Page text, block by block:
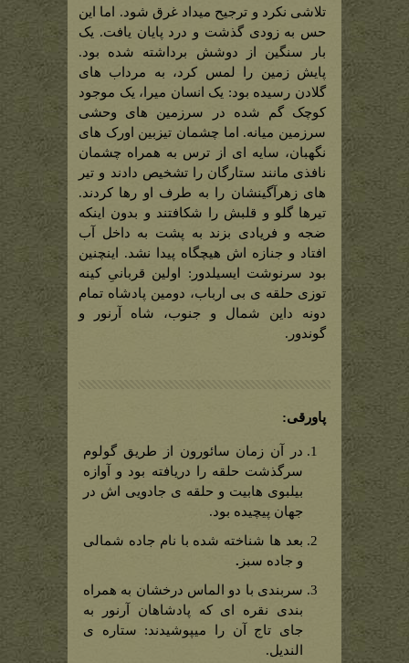
تلاشی نکرد و ترجیح میداد غرق شود. اما این
حس به زودی گذشت و درد پایان یافت. یک
بار سنگین از دوشش برداشته شده بود.
پایش زمین را لمس کرد، به مرداب های
گلادن رسیده بود: یک انسان میرا، یک موجود
کوچک گم شده در سرزمین های وحشی
سرزمین میانه. اما چشمان تیزبین اورک های
نگهبان، سایه ای از ترس به همراه چشمان
نافذی مانند ستارگان را تشخیص دادند و تیر
های زهرآگینشان را به طرف او رها کردند.
تیرها گلو و قلبش را شکافتند و بدون اینکه
ضجه و فریادی بزند به پشت به داخل آب
افتاد و جنازه اش هیچگاه پیدا نشد. اینچنین
بود سرنوشت ایسیلدور: اولین قربانیِ کینه
توزی حلقه ی بی ارباب، دومین پادشاه تمام
دونه داین شمال و جنوب، شاه آرنور و
گوندور.
پاورقی:
در آن زمان سائورون از طریق گولوم
سرگذشت حلقه را دریافته بود و آوازه
بیلبوی هابیت و حلقه ی جادویی اش در
جهان پیچیده بود.
بعد ها شناخته شده با نام جاده شمالی
و جاده سبز .
سربندی با دو الماس درخشان به همراه
بندی نقره ای که پادشاهان آرنور به
جای تاج آن را میپوشیدند: ستاره ی
الندیل.